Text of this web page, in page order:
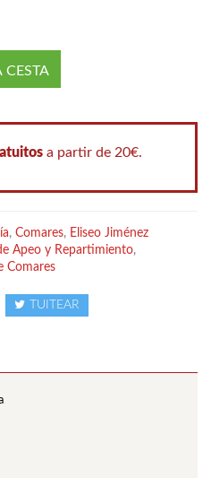
CESTA
a partir de 20€.
, Comares, Eliseo Jiménez
Apeo y Repartimiento,
Comares
TUITEAR